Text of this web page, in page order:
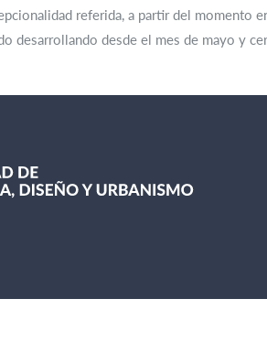
referida, a partir del momento
desarrollando desde el mes de mayo y